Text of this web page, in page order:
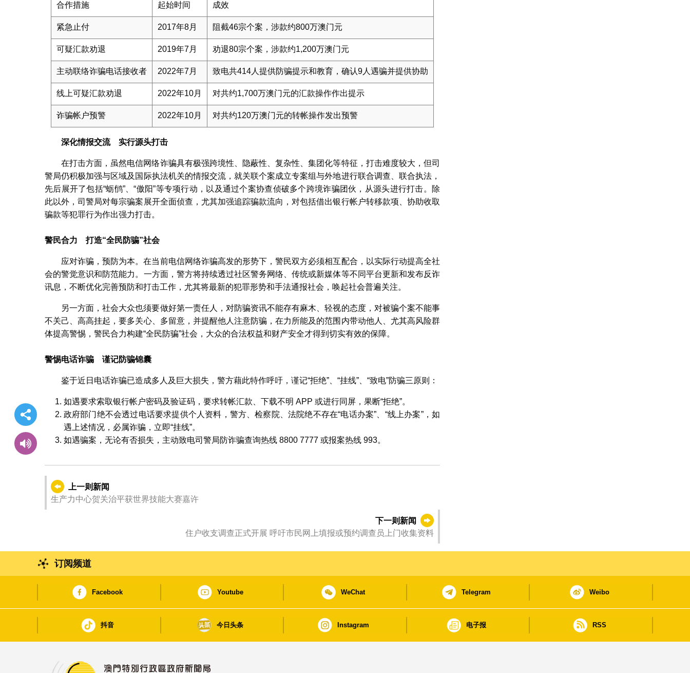
合作措施 起始时间 成效
紧急止付 2017年8月 阻截46宗个案，涉款约800万澳门元
可疑汇款劝退 2019年7月 劝退80宗个案，涉款约1,200万澳门元
主动联络诈骗电话接收者 2022年7月 致电共414人提供防骗提示和教育，确认9人遇骗并提供协助
线上可疑汇款劝退 2022年10月 对共约1,700万澳门元的汇款操作作出提示
诈骗帐户预警 2022年10月 对共约120万澳门元的转帐操作发出预警
深化情报交流 实行源头打击
在打击方面，虽然电信网络诈骗具有极强跨境性、隐蔽性、复杂性、集团化等特征，打击难度较大，但司
警局仍积极加强与区域及国际执法机关的情报交流，就关联个案成立专案组与外地进行联合调查、联合执法，
先后展开了包括“蛎鸻”、“傲阳”等专项行动，以及通过个案协查侦破多个跨境诈骗团伙，从源头进行打击。除
此以外，司警局对每宗骗案展开全面侦查，尤其加强追踪骗款流向，对包括借出银行帐户转移款项、协助收取
骗款等犯罪行为作出强力打击。
警民合力 打造“全民防骗”社会
应对诈骗，预防为本。在当前电信网络诈骗高发的形势下，警民双方必须相互配合，以实际行动提高全社
会的警觉意识和防范能力。一方面，警方将持续透过社区警务网络、传统或新媒体等不同平台更新和发布反诈
讯息，不断优化完善预防和打击工作，尤其将最新的犯罪形势和手法通报社会，唤起社会普遍关注。
另一方面，社会大众也须要做好第一责任人，对防骗资讯不能存有麻木、轻视的态度，对被骗个案不能事
不关己、高高挂起，要多关心、多留意，并提醒他人注意防骗，在力所能及的范围内带动他人、尤其高风险群
体提高警惕，警民合力构建“全民防骗”社会，大众的合法权益和财产安全才得到切实有效的保障。
警惕电话诈骗 谨记防骗锦囊
鉴于近日电话诈骗已造成多人及巨大损失，警方藉此特作呼吁，谨记“拒绝”、“挂线”、“致电”防骗三原则：
如遇要求索取银行帐户密码及验证码，要求转帐汇款、下载不明 APP 或进行同屏，果断“拒绝”。
政府部门绝不会透过电话要求提供个人资料，警方、检察院、法院绝不存在“电话办案”、“线上办案”，如
遇上述情况，必属诈骗，立即“挂线”。
如遇骗案，无论有否损失，主动致电司警局防诈骗查询热线 8800 7777 或报案热线 993。
上一则新闻
生产力中心贺关治平获世界技能大赛嘉许
下一则新闻
住户收支调查正式开展 呼吁市民网上填报或预约调查员上门收集资料
订阅频道
Facebook Youtube WeChat Telegram Weibo
抖音 今日头条 Instagram 电子报 RSS